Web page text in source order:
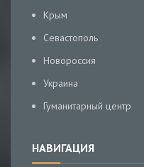
Крым
Севастополь
Новороссия
Украина
Гуманитарный центр
НАВИГАЦИЯ